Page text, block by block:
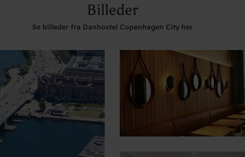
Billeder
Se billeder fra Danhostel Copenhagen City her